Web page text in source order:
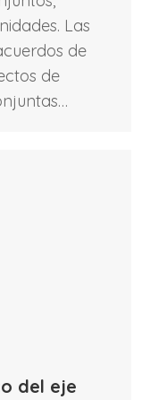
Las
de
de
del eje